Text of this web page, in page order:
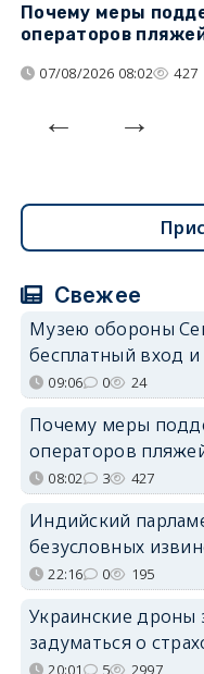
Почему меры
операторов
07/08/2026 08:02 427
Свежее
Музею обороны
бесплатный вход и
09:06 0 24
Почему меры
операторов
08:02 3 427
Индийский
безусловных
22:16 0 195
Украинские дроны
задуматься о
20:01 5 2997